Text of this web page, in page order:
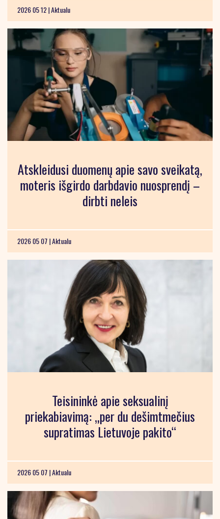
2026 05 12 |Aktualu
Atskleidusi duomenų apie savo sveikatą,
moteris išgirdo darbdavio nuosprendį –
dirbti neleis
2026 05 07 |Aktualu
Teisininkė apie seksualinį
priekabiavimą: „per du dešimtmečius
supratimas Lietuvoje pakito“
2026 05 07 |Aktualu